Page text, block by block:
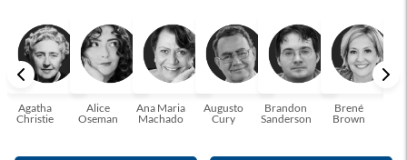
passe um tempo no mundo da imaginação! A leitura
transforma vidas e estamos aqui para ajudar a transformar a
sua! Tenha certeza, temos o livro perfeito para você!
Agatha
Christie
Alice
Oseman
Ana Maria
Machado
Augusto
Cury
Brandon
Sanderson
Brené
Brown